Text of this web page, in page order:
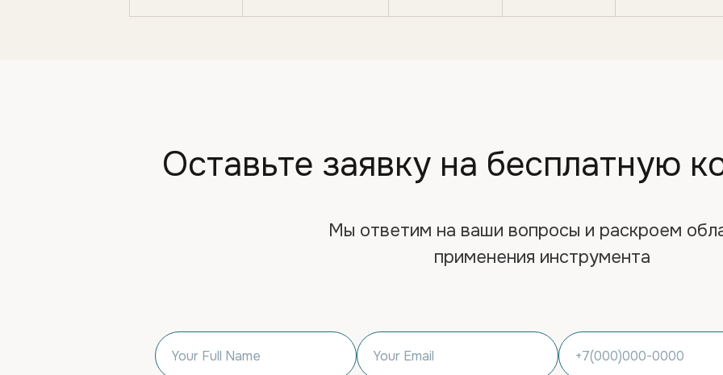
Оставьте заявку на бесплатную
Мы ответим на ваши вопросы и раскроем
применения инструмента